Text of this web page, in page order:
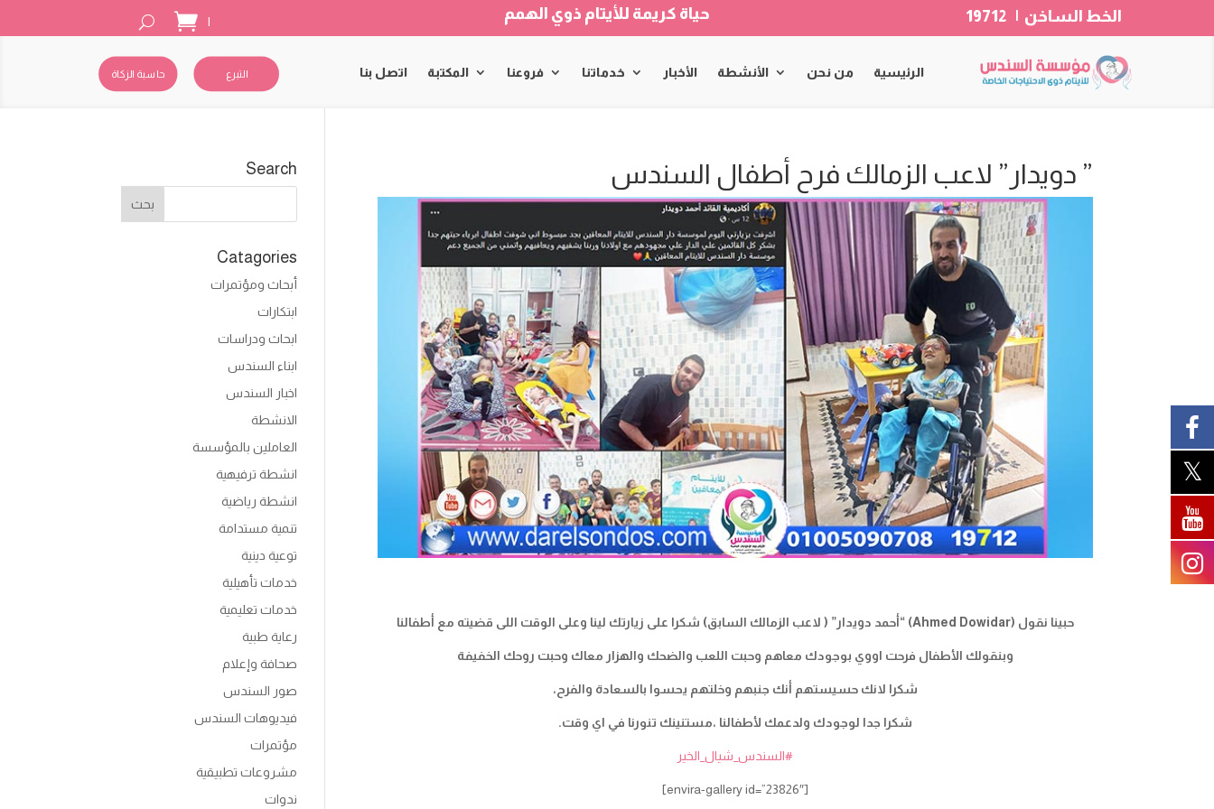
| حياة كريمة للأيتام ذوي الهمم الخط الساخن | 19712
التبرع حاسبة الزكاة الرئيسية من نحن الأنشطة الأخبار خدماتنا فروعنا المكتبة اتصل بنا
” دويدار” لاعب الزمالك فرح أطفال السندس
حبينا نقول (Ahmed Dowidar) “أحمد دويدار” ( لاعب الزمالك السابق) شكرا على زيارتك لينا وعلى الوقت اللى قضيته مع أطفالنا
وبنقولك الأطفال فرحت اووي بوجودك معاهم وحبت اللعب والضحك والهزار معاك وحبت روحك الخفيفة
شكرا لانك حسيستهم أنك جنبهم وخلتهم يحسوا بالسعادة والفرح،
شكرا جدا لوجودك ولدعمك لأطفالنا ،مستنينك تنورنا في اي وقت.
#السندس_شيال_الخير
[envira-gallery id=”23826″]
Search
Catagories
أبحاث ومؤتمرات
ابتكارات
ابحاث ودراسات
ابناء السندس
اخبار السندس
الانشطة
العاملين بالمؤسسة
انشطة ترفيهية
انشطة رياضية
تنمية مستدامة
توعية دينية
خدمات تأهيلية
خدمات تعليمية
رعاية طبية
صحافة وإعلام
صور السندس
فيديوهات السندس
مؤتمرات
مشروعات تطبيقية
ندوات